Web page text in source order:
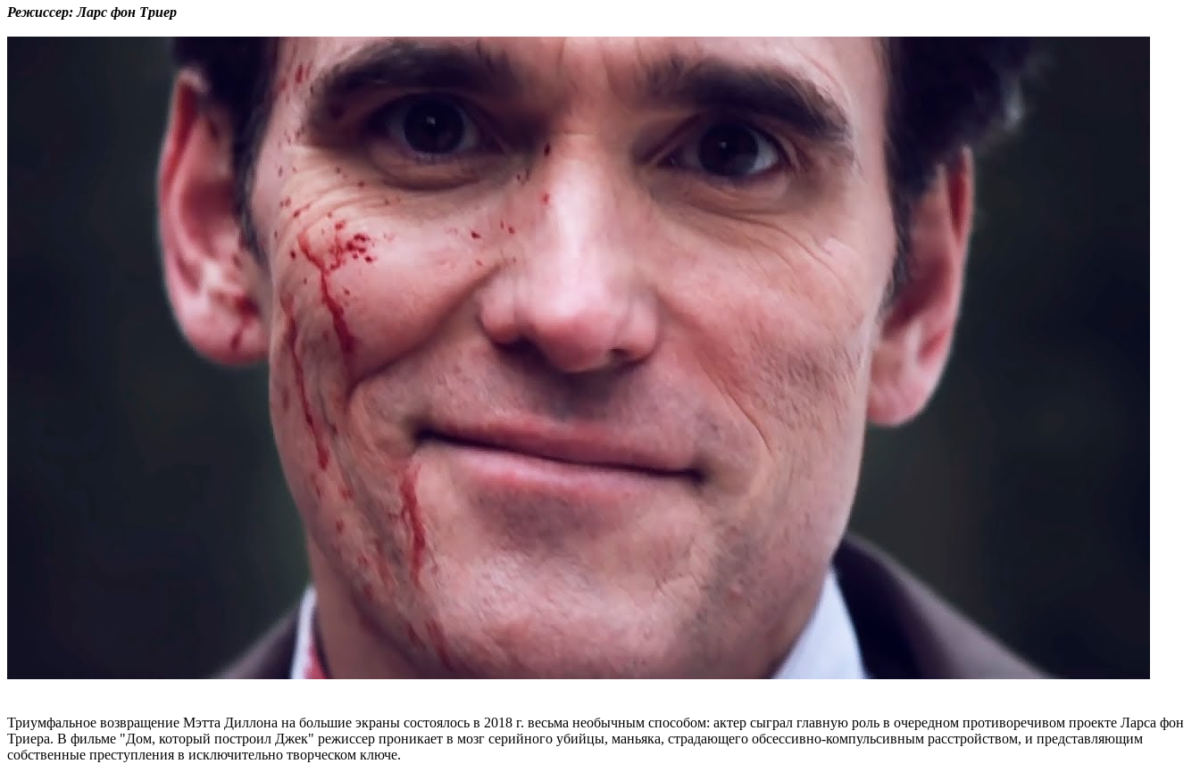
Режиссер: Ларс фон Триер
Триумфальное возвращение Мэтта Диллона на большие экраны состоялось в 2018 г. весьма необычным способом: актер сыграл главную роль в очередном противоречивом проекте Ларса фон
Триера. В фильме "Дом, который построил Джек" режиссер проникает в мозг серийного убийцы, маньяка, страдающего обсессивно-компульсивным расстройством, и представляющим
собственные преступления в исключительно творческом ключе.